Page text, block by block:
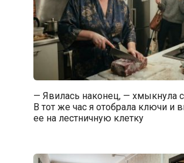
— Явилась наконец, — хмыкнула
В тот же час я отобрала ключи и
ее на лестничную клетку